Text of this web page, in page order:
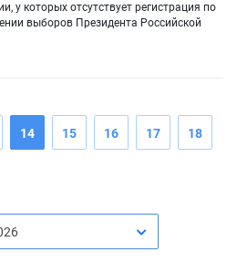
у которых отсутствует регистрация по
выборов Президента Российской
14 15 16 17 18